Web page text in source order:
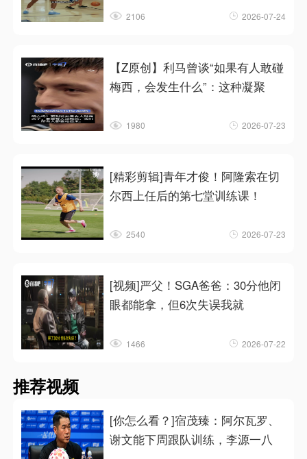
2106 2026-07-24
【Z原创】利马曾谈“如果有人敢碰
梅西，会发生什么”：这种凝聚
1980 2026-07-23
[精彩剪辑]青年才俊！阿隆索在切
尔西上任后的第七堂训练课！
2540 2026-07-23
[视频]严父！SGA爸爸：30分他闭
眼都能拿，但6次失误我就
1466 2026-07-22
推荐视频
[你怎么看？]宿茂臻：阿尔瓦罗、
谢文能下周跟队训练，李源一八